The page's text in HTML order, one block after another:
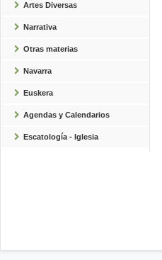
Artes Diversas
Narrativa
Otras materias
Navarra
Euskera
Agendas y Calendarios
Escatología - Iglesia